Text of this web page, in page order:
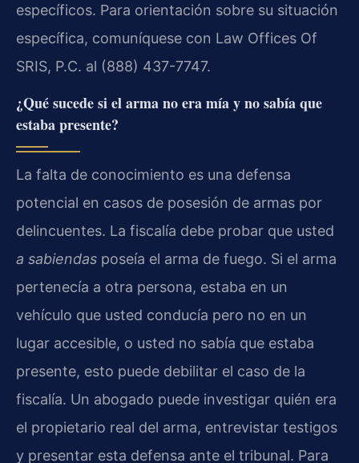
específicos. Para orientación sobre su situación
específica, comuníquese con Law Offices Of
SRIS, P.C. al (888) 437-7747.
¿Qué sucede si el arma no era mía y no sabía que
estaba presente?
La falta de conocimiento es una defensa
potencial en casos de posesión de armas por
delincuentes. La fiscalía debe probar que usted
a sabiendas poseía el arma de fuego. Si el arma
pertenecía a otra persona, estaba en un
vehículo que usted conducía pero no en un
lugar accesible, o usted no sabía que estaba
presente, esto puede debilitar el caso de la
fiscalía. Un abogado puede investigar quién era
el propietario real del arma, entrevistar testigos
y presentar esta defensa ante el tribunal. Para